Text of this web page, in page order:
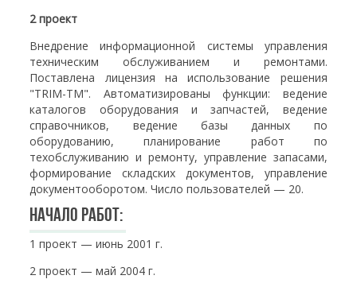
2 проект
Внедрение информационной системы управления
техническим обслуживанием и ремонтами.
Поставлена лицензия на использование решения
"TRIM-TM". Автоматизированы функции: ведение
каталогов оборудования и запчастей, ведение
справочников, ведение базы данных по
оборудованию, планирование работ по
техобслуживанию и ремонту, управление запасами,
формирование складских документов, управление
документооборотом. Число пользователей — 20.
Начало работ:
1 проект — июнь 2001 г.
2 проект — май 2004 г.